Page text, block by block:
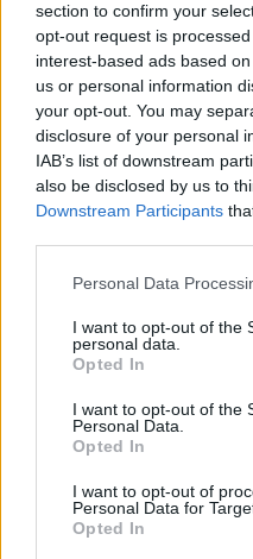
section to confirm your
opt-out request is
interest-based ads based
us or personal information
your opt-out. You may
disclosure of your personal
IAB’s list of downstream
also be disclosed by us to
Downstream Participants
Personal Data
I want to opt-out of the
personal data.
Opted In
I want to opt-out of the
Personal Data.
Opted In
I want to opt-out of
Personal Data for
Opted In
O. Pikul
ramybėje!“